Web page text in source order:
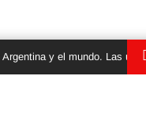
y el mundo. Las ultimas